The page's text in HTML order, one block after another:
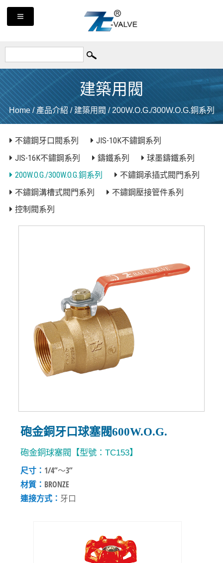
建築用閥
Home/產品介紹/建築用閥/200W.O.G./300W.O.G.銅系列
不鏽鋼牙口閥系列
JIS-10K不鏽鋼系列
JIS-16K不鏽鋼系列
鑄鐵系列
球墨鑄鐵系列
200W.O.G./300W.O.G.銅系列
不鏽鋼承插式閥門系列
不鏽鋼溝槽式閥門系列
不鏽鋼壓接管件系列
控制閥系列
砲金銅牙口球塞閥600W.O.G.
砲金銅球塞閥【型號：TC153】
尺寸： 1/4”～3”
材質： BRONZE
連接方式： 牙口